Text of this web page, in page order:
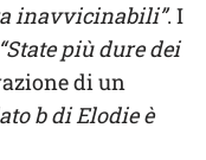
inavvicinabili”. I
“State più dure dei
di un
b di Elodie è